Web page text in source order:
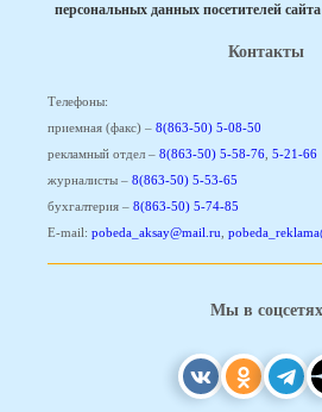
персональных данных посетителей сайта
Контакты
Телефоны:
приемная (факс) – 8(863-50) 5-08-50
рекламный отдел – 8(863-50) 5-58-76, 5-21-66
журналисты – 8(863-50) 5-53-65
бухгалтерия – 8(863-50) 5-74-85
E-mail: pobeda_aksay@mail.ru,
Мы в соцсетях